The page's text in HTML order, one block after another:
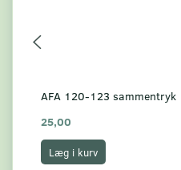
AFA 120-123 sammentryk
25,00
Læg i kurv